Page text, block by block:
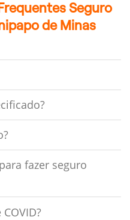
Seguro
de Minas
fazer seguro